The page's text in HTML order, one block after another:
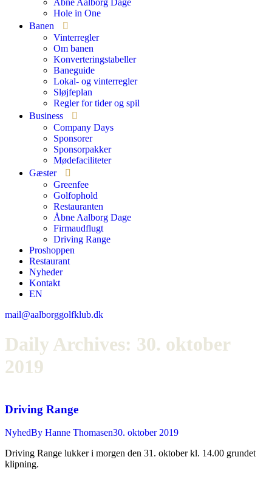
Åbne Aalborg Dage
Hole in One
Banen
Vinterregler
Om banen
Konverteringstabeller
Baneguide
Lokal- og vinterregler
Sløjfeplan
Regler for tider og spil
Business
Company Days
Sponsorer
Sponsorpakker
Mødefaciliteter
Gæster
Greenfee
Golfophold
Restauranten
Åbne Aalborg Dage
Firmaudflugt
Driving Range
Proshoppen
Restaurant
Nyheder
Kontakt
EN
mail@aalborggolfklub.dk
Daily Archives: 30. oktober
2019
Driving Range
NyhedBy Hanne Thomasen30. oktober 2019
Driving Range lukker i morgen den 31. oktober kl. 14.00 grundet
klipning.